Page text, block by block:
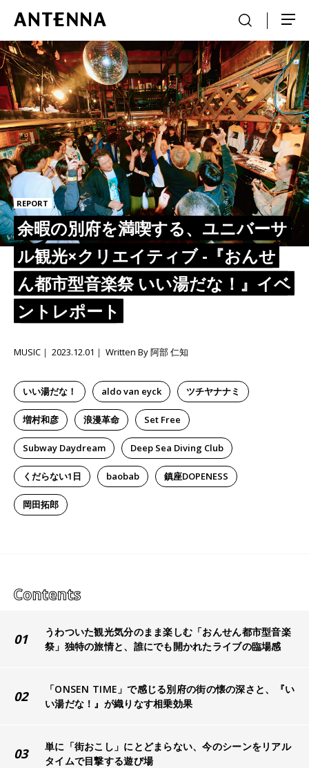
REPORT
余暇の別府を満喫する、ユニバーサ
ル観光×クリエイティブ -『おんせ
ん都市型音楽祭 いい湯だな！』イベ
ントレポート
いい湯だな！ aldo van eyck ツチヤナナミ
増村和彦 浪漫革命 Set Free
Subway Daydream Deep Sea Diving Club
くだらない1日 baobab 鎮座DOPENESS
岡田拓郎
MUSIC 2023.12.01 Written By 阿部 仁知
01
うわついた観光気分のまま楽しむ「おんせん都市型音楽
祭」独特の旅情と、誰にでも開かれたライブの臨場感
02
「ONSEN TIME」で感じる別府の街の懐の深さと、『い
い湯だな！』が織りなす相乗効果
03
単に「街おこし」にとどまらない、今のシーンをリアル
タイムで目撃する遊び場